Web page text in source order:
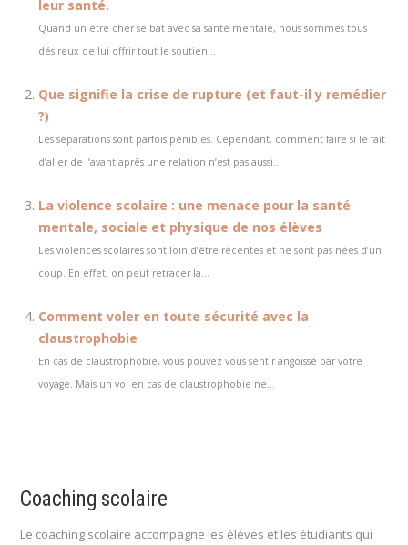
leur santé.
Quand un être cher se bat avec sa santé mentale, nous sommes tous
désireux de lui offrir tout le soutien...
Que signifie la crise de rupture (et faut-il y remédier
?)
Les séparations sont parfois pénibles. Cependant, comment faire si le fait
d’aller de l’avant après une relation n’est pas aussi...
La violence scolaire : une menace pour la santé
mentale, sociale et physique de nos élèves
Les violences scolaires sont loin d’être récentes et ne sont pas nées d’un
coup. En effet, on peut retracer la...
Comment voler en toute sécurité avec la
claustrophobie
En cas de claustrophobie, vous pouvez vous sentir angoissé par votre
voyage. Mais un vol en cas de claustrophobie ne...
Coaching scolaire
Le coaching scolaire accompagne les élèves et les étudiants qui